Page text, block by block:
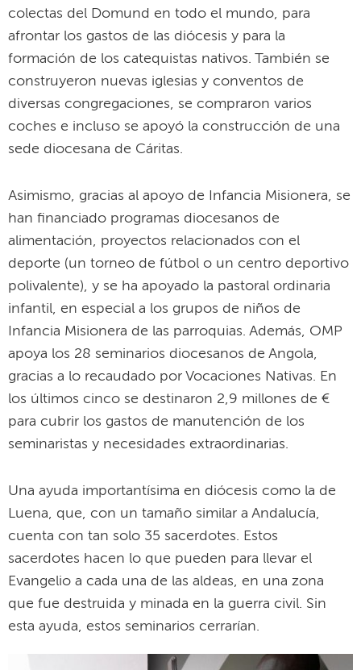
colectas del Domund en todo el mundo, para
afrontar los gastos de las diócesis y para la
formación de los catequistas nativos. También se
construyeron nuevas iglesias y conventos de
diversas congregaciones, se compraron varios
coches e incluso se apoyó la construcción de una
sede diocesana de Cáritas.
Asimismo, gracias al apoyo de Infancia Misionera, se
han financiado programas diocesanos de
alimentación, proyectos relacionados con el
deporte (un torneo de fútbol o un centro deportivo
polivalente), y se ha apoyado la pastoral ordinaria
infantil, en especial a los grupos de niños de
Infancia Misionera de las parroquias. Además, OMP
apoya los 28 seminarios diocesanos de Angola,
gracias a lo recaudado por Vocaciones Nativas. En
los últimos cinco se destinaron 2,9 millones de €
para cubrir los gastos de manutención de los
seminaristas y necesidades extraordinarias.
Una ayuda importantísima en diócesis como la de
Luena, que, con un tamaño similar a Andalucía,
cuenta con tan solo 35 sacerdotes. Estos
sacerdotes hacen lo que pueden para llevar el
Evangelio a cada una de las aldeas, en una zona
que fue destruida y minada en la guerra civil. Sin
esta ayuda, estos seminarios cerrarían.